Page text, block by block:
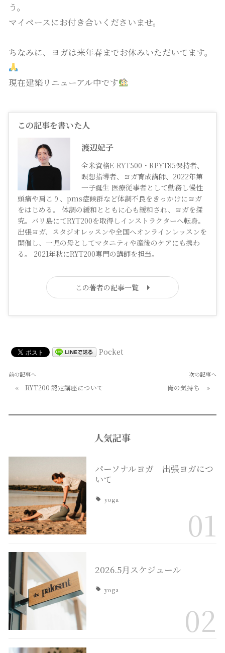
う。
マイペースにお付き合いくださいませ。
ちなみに、ヨガは来年春までお休みいただいてます。
現在建築リニューアル中です
この記事を書いた人
渡辺妃子
全米資格E-RYT500・RPYT85保持者、
瞑想指導者、ヨガ育成講師、2022年第
一子誕生 医療従事者として勤務し慢性
頭痛や肩こり、pms症候群など体調不良をきっかけにヨガ
をはじめる。 体調の緩和とともに心も緩和され、ヨガを探
究。バリ島にてRYT200を取得しインストラクターへ転身。
出張ヨガ、スタジオレッスンや全国へオンラインレッスンを
開催し、一児の母としてマタニティや産後のケアにも携わ
る。 2021年秋にRYT200専門の講師を担当。
この著者の記事一覧
Pocket
前の記事へ
« RYT200 認定講座について
次の記事へ
俺の気持ち »
人気記事
パーソナルヨガ 出張ヨガにつ
いて
yoga
01
2026.5月スケジュール
yoga
02